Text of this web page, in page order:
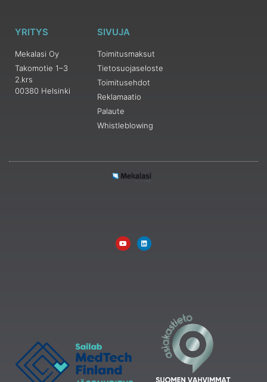
YRITYS
Mekalasi Oy
Takomotie 1–3
2.krs
00380 Helsinki
SIVUJA
Toimitusmaksut
Tietosuojaseloste
Toimitusehdot
Reklamaatio
Palaute
Whistleblowing